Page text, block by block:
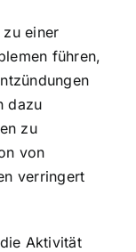
zu einer
führen,
dazu
zu
von
verringert
Aktivität